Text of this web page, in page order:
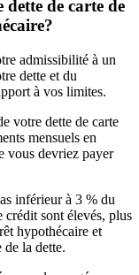
dette de carte de
admissibilité à un
dette et du
à vos limites.
votre dette de carte
mensuels en
vous devriez payer
inférieur à 3 % du
crédit sont élevés, plus
hypothécaire et
la dette.